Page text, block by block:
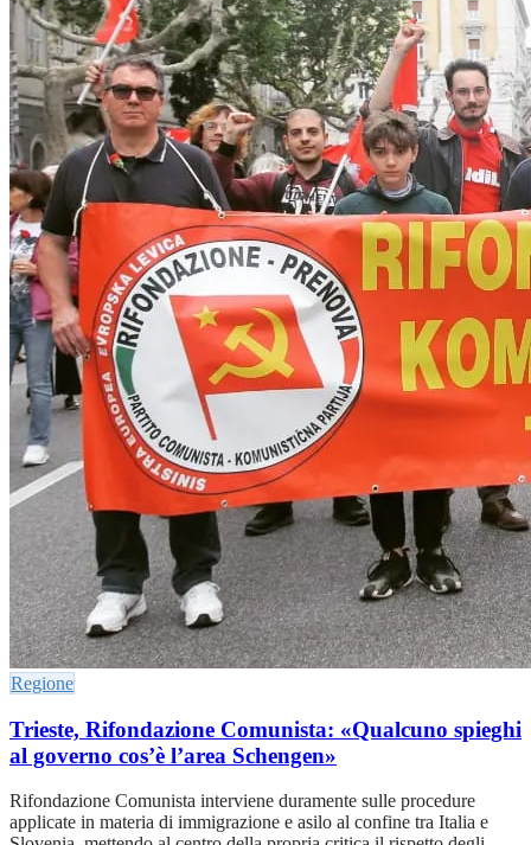
Regione
Trieste, Rifondazione Comunista: «Qualcuno spieghi
al governo cos’è l’area Schengen»
Rifondazione Comunista interviene duramente sulle procedure
applicate in materia di immigrazione e asilo al confine tra Italia e